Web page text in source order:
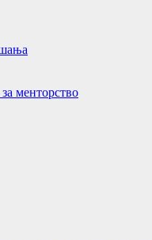
менторство